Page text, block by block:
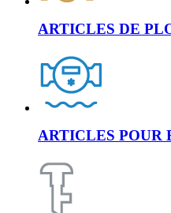
ARTICLES DE
ARTICLES POUR